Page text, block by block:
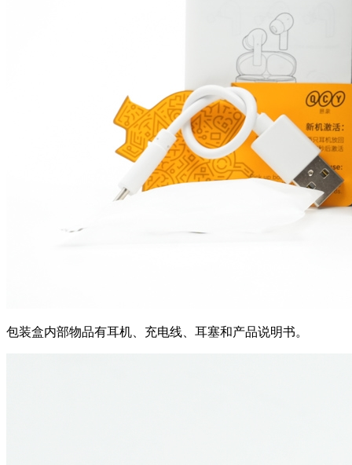
包装盒内部物品有耳机、充电线、耳塞和产品说明书。